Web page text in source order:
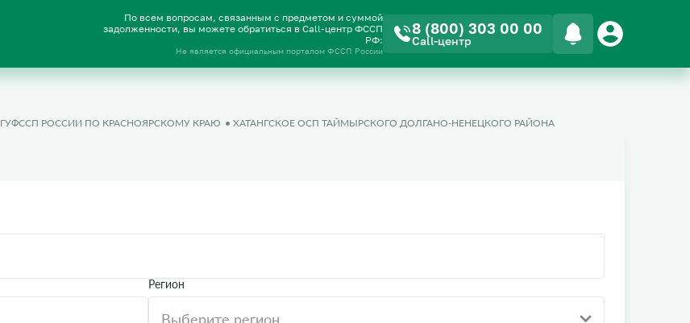
По всем вопросам, связанным с предметом и суммой
задолженности, вы можете обратиться в Call-центр ФССП
РФ:
Не является официальным порталом ФССП России
8 (800) 303 00 00
Call-центр
ГУФССП РОССИИ ПО КРАСНОЯРСКОМУ КРАЮ ХАТАНГСКОЕ ОСП ТАЙМЫРСКОГО ДОЛГАНО-НЕНЕЦКОГО РАЙОНА
Регион